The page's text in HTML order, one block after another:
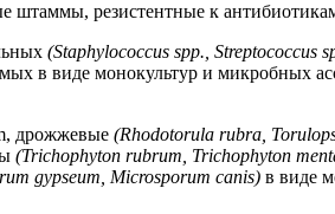
штаммы, резистентные к
(Staphylococcus spp., Streptococcus
в виде монокультур и микробных
дрожжевые (Rhodotorula rubra,
(Trichophyton rubrum, Trichophyton
gypseum , Microsporum canis) в виде